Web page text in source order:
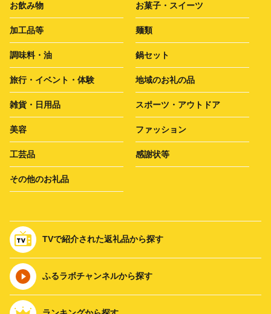
お飲み物 お菓子・スイーツ
加工品等 麺類
調味料・油 鍋セット
旅行・イベント・体験 地域のお礼の品
雑貨・日用品 スポーツ・アウトドア
美容 ファッション
工芸品 感謝状等
その他のお礼品
TVで紹介された返礼品から探す
ふるラボチャンネルから探す